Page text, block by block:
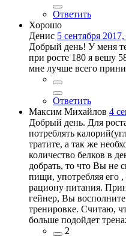
Ответить
Хорошо
Денис 5 сентября
Добрый день! У меня
при росте 180 я вешу
мне лучше всего
Ответить
Максим Михайлов 4
Добрый день. Для
потреблять
тратите, а так же
количество белков в
добрать, то что Вы не
пищи, употребляя его
рациону питания.
гейнер, Вы
тренировке. Считаю,
больше подойдет
2